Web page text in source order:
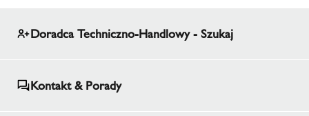
Doradca Techniczno-Handlowy - Szukaj
Kontakt & Porady